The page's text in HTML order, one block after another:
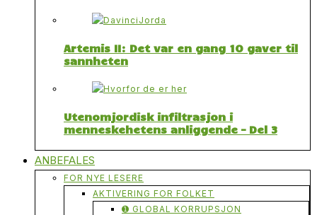
Artemis II: Det var en gang 10 gaver til
sannheten
Utenomjordisk infiltrasjon i
menneskehetens anliggende – Del 3
ANBEFALES
FOR NYE LESERE
AKTIVERING FOR FOLKET
➊ GLOBAL KORRUPSJON